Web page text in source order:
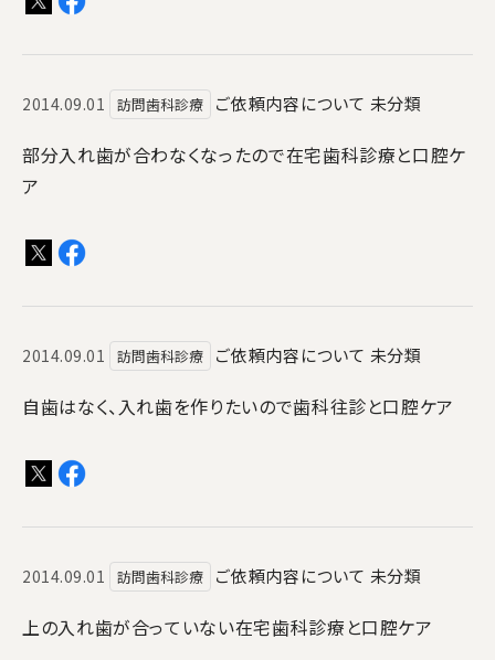
2014.09.01 訪問歯科診療 ご依頼内容について 未分類
部分入れ歯が合わなくなったので在宅歯科診療と口腔ケ
ア
2014.09.01 訪問歯科診療 ご依頼内容について 未分類
自歯はなく、入れ歯を作りたいので歯科往診と口腔ケア
2014.09.01 訪問歯科診療 ご依頼内容について 未分類
上の入れ歯が合っていない在宅歯科診療と口腔ケア